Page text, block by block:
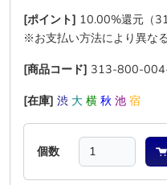
[ポイント] 10.00%還元（
※お支払い方法により異な
[商品コード] 313-800-
[在庫] 渋 大 横 秋 池 宿
個数